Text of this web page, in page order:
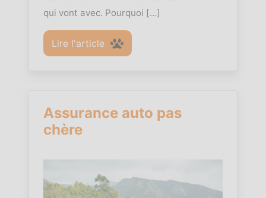
qui vont avec. Pourquoi […]
Lire l'article
Assurance auto pas
chère